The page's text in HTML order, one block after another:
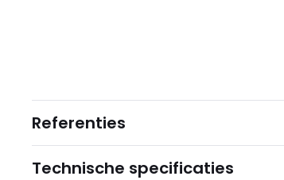
Referenties
Technische specificaties